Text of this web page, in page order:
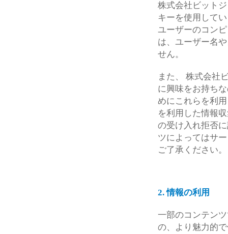
株式会社ビット
キーを使用して
ユーザーのコン
は、ユーザー名
せん。
また、 株式会社
に興味をお持ち
めにこれらを利
を利用した情報
の受け入れ拒否
ツによってはサ
ご了承ください。
2. 情報の利用
一部のコンテン
の、より魅力的